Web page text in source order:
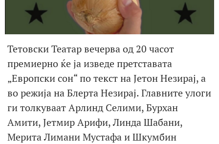
Тетовски Театар вечерва од 20 часот
премиерно ќе ја изведе претставата
„Европски сон“ по текст на Јетон Незирај, а
во режија на Блерта Незирај. Главните улоги
ги толкуваат Арлинд Селими, Бурхан
Амити, Јетмир Арифи, Линда Шабани,
Мерита Лимани Мустафа и Шкумбин